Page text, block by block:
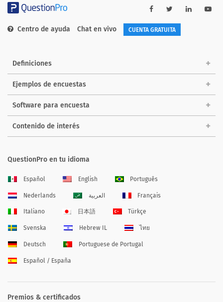
Centro de ayuda Chat en vivo CUENTA GRATUITA
Definiciones
Ejemplos de encuestas
Software para encuesta
Contenido de interés
QuestionPro en tu idioma
Español English Português
Nederlands العربية Français
Italiano 日本語 Türkçe
Svenska Hebrew IL ไทย
Deutsch Portuguese de Portugal
Español / España
Premios & certificados